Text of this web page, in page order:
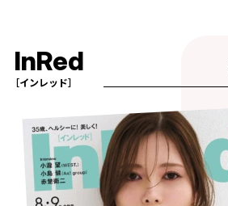
InRed
［インレッド］